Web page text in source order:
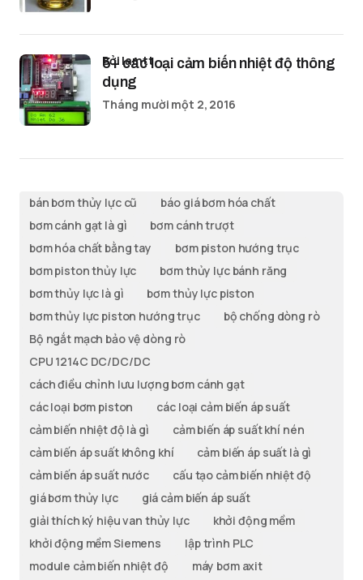
5+ các loại cảm biến nhiệt độ thông
dụng
bởi lamtt
Tháng mười một 2, 2016
bán bơm thủy lực cũ
báo giá bơm hóa chất
bơm cánh gạt là gì
bơm cánh trượt
bơm hóa chất bằng tay
bơm piston hướng trục
bơm piston thủy lực
bơm thủy lực bánh răng
bơm thủy lực là gì
bơm thủy lực piston
bơm thủy lực piston hướng trục
bộ chống dòng rò
Bộ ngắt mạch bảo vệ dòng rò
CPU 1214C DC/DC/DC
cách điều chỉnh lưu lượng bơm cánh gạt
các loại bơm piston
các loại cảm biến áp suất
cảm biến nhiệt độ là gì
cảm biến áp suất khí nén
cảm biến áp suất không khí
cảm biến áp suất là gì
cảm biến áp suất nước
cấu tạo cảm biến nhiệt độ
giá bơm thủy lực
giá cảm biến áp suất
giải thích ký hiệu van thủy lực
khởi động mềm
khởi động mềm Siemens
lập trình PLC
module cảm biến nhiệt độ
máy bơm axit